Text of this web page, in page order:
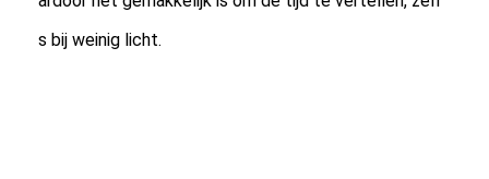
s bij weinig licht.